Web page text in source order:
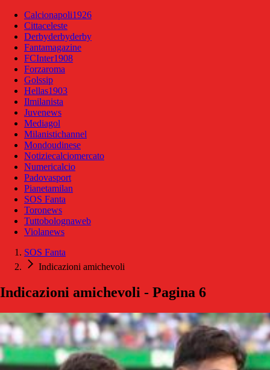
Calcionapoli1926
Cittaceleste
Derbyderbyderby
Fantamagazine
FCInter1908
Forzaroma
Golssip
Hellas1903
Ilmilanista
Juvenews
Mediagol
Milanistichannel
Mondoudinese
Notiziecalciomercato
Numericalcio
Padovasport
Pianetamilan
SOS Fanta
Toronews
Tuttobolognaweb
Violanews
SOS Fanta
Indicazioni amichevoli
Indicazioni amichevoli - Pagina 6